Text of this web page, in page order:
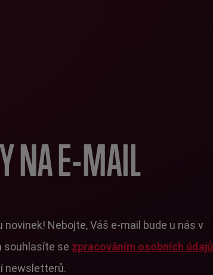
NA E-MAIL
novinek! Nebojte, Váš e-mail bude u nás v
souhlasíte se zpracováním osobních údajů
newsletterů.